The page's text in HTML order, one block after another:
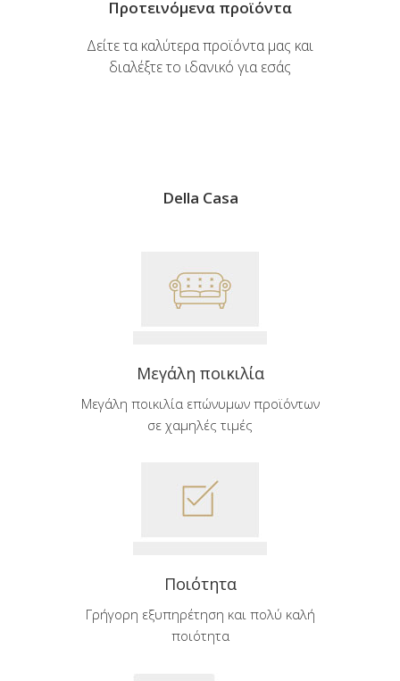
Προτεινόμενα προϊόντα
Δείτε τα καλύτερα προϊόντα μας και
διαλέξτε το ιδανικό για εσάς
Della Casa
Μεγάλη ποικιλία
Μεγάλη ποικιλία επώνυμων προϊόντων
σε χαμηλές τιμές
Ποιότητα
Γρήγορη εξυπηρέτηση και πολύ καλή
ποιότητα